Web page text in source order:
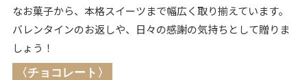
なお菓子から、本格スイーツまで幅広く取り揃えています。
バレンタインのお返しや、日々の感謝の気持ちとして贈りま
しょう！
〈チョコレート〉